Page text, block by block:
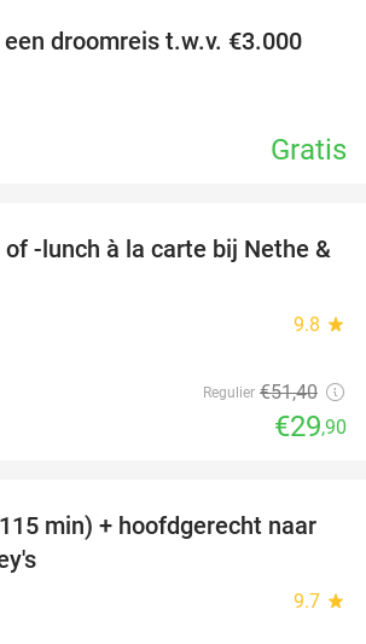
droomreis t.w.v. €3.000
Gratis
42%
-lunch à la carte bij Nethe &
9.8 star
Regulier €51,40
€29,90
18%
min) + hoofdgerecht naar
9.7 star